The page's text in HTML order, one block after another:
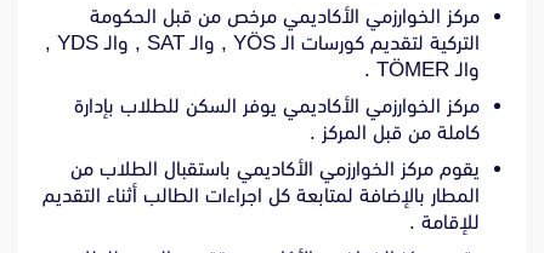
مركز الخوارزمي الأكاديمي مرخص من قبل الحكومة
التركية لتقديم كورسات الـ YÖS , والـ SAT , والـ YDS ,
والـ TÖMER .
مركز الخوارزمي الأكاديمي يوفر السكن للطلاب بإدارة
كاملة من قبل المركز .
يقوم مركز الخوارزمي الأكاديمي باستقبال الطلاب من
المطار بالإضافة لمتابعة كل اجراءات الطالب أثناء التقديم
للإقامة .